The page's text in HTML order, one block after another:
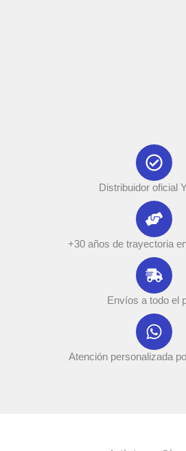
Distribuidor oficial
+30 años de trayectoria
Envíos a todo el
Atención personalizada